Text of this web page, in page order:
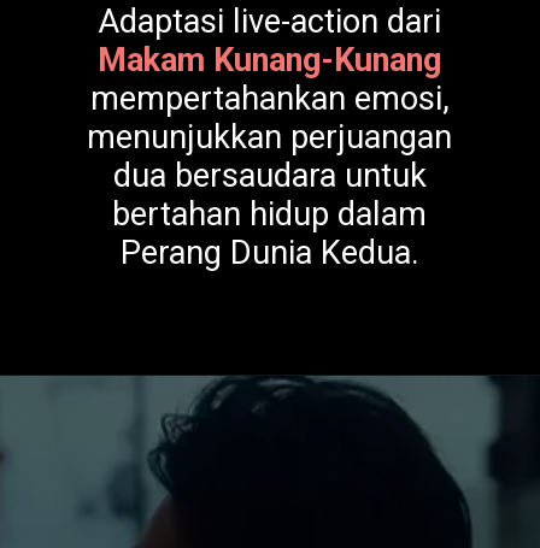
Adaptasi live-action dari
Makam Kunang-Kunang
mempertahankan emosi,
menunjukkan perjuangan
dua bersaudara untuk
bertahan hidup dalam
Perang Dunia Kedua.